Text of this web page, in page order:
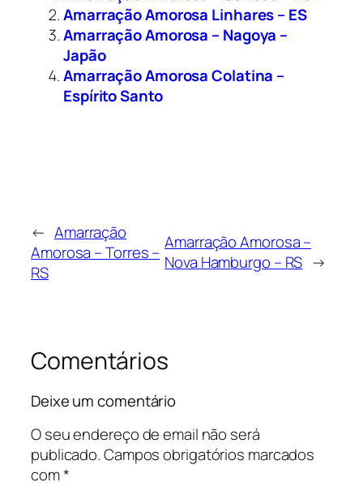
Amarração Amorosa Linhares – ES
Amarração Amorosa – Nagoya –
Japão
Amarração Amorosa Colatina –
Espírito Santo
← Amarração
Amorosa – Torres –
RS
Amarração Amorosa –
Nova Hamburgo – RS →
Comentários
Deixe um comentário
O seu endereço de email não será
publicado.Campos obrigatórios marcados
com*